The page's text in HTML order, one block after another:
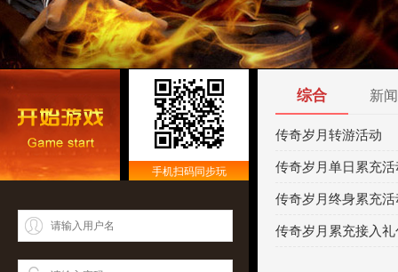
手机扫码同步玩
综合 新闻
传奇岁月转游活动
传奇岁月单日累充活
传奇岁月终身累充活
传奇岁月累充接入